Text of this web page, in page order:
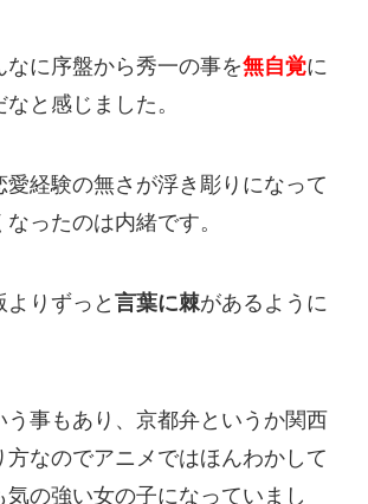
なに序盤から秀一の事を無自覚に
と感じました。
愛経験の無さが浮き彫りになって
ったのは内緒です。
りずっと 言葉に棘があるように
う事もあり、京都弁というか関西
方なのでアニメではほんわかして
気の強い女の子になっていまし